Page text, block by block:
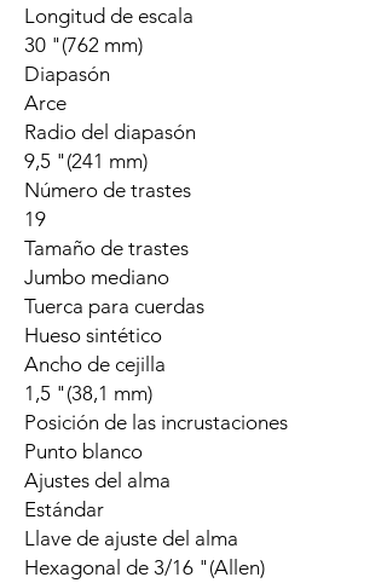
Longitud de escala
30 "(762 mm)
Diapasón
Arce
Radio del diapasón
9,5 "(241 mm)
Número de trastes
19
Tamaño de trastes
Jumbo mediano
Tuerca para cuerdas
Hueso sintético
Ancho de cejilla
1,5 "(38,1 mm)
Posición de las incrustaciones
Punto blanco
Ajustes del alma
Estándar
Llave de ajuste del alma
Hexagonal de 3/16 "(Allen)